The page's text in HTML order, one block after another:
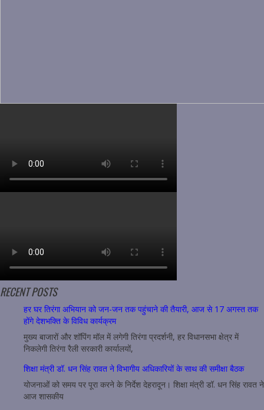
RECENT POSTS
हर घर तिरंगा अभियान को जन-जन तक पहुंचाने की तैयारी, आज से 17 अगस्त तक
होंगे देशभक्ति के विविध कार्यक्रम
मुख्य बाजारों और शॉपिंग मॉल में लगेगी तिरंगा प्रदर्शनी, हर विधानसभा क्षेत्र में
निकलेगी तिरंगा रैली सरकारी कार्यालयों,
शिक्षा मंत्री डॉ. धन सिंह रावत ने विभागीय अधिकारियों के साथ की समीक्षा बैठक
योजनाओं को समय पर पूरा करने के निर्देश देहरादून। शिक्षा मंत्री डॉ. धन सिंह रावत ने
आज शासकीय